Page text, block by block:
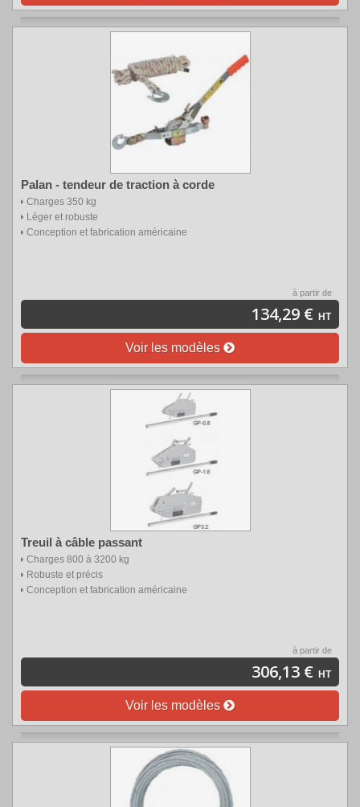
Palan - tendeur de traction à corde
Charges 350 kg
Léger et robuste
Conception et fabrication américaine
à partir de
134,29 € HT
Voir les modèles
Treuil à câble passant
Charges 800 à 3200 kg
Robuste et précis
Conception et fabrication américaine
à partir de
306,13 € HT
Voir les modèles